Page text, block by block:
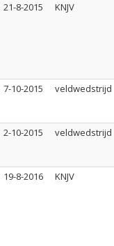
21-8-2015
KNJV
7-10-2015 veldwedstrijd
2-10-2015 veldwedstrijd
19-8-2016 KNJV